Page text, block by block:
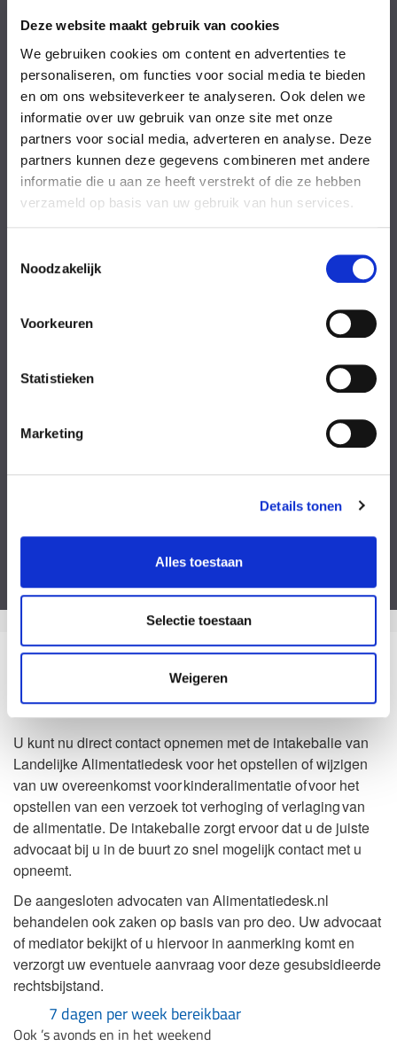
Deze website maakt gebruik van cookies
We gebruiken cookies om content en advertenties te
personaliseren, om functies voor social media te bieden
en om ons websiteverkeer te analyseren. Ook delen we
informatie over uw gebruik van onze site met onze
partners voor social media, adverteren en analyse. Deze
partners kunnen deze gegevens combineren met andere
informatie die u aan ze heeft verstrekt of die ze hebben
verzameld op basis van uw gebruik van hun services.
Noodzakelijk
Voorkeuren
Statistieken
Marketing
Details tonen
Alles toestaan
Selectie toestaan
Weigeren
Zaterdag
Zondag
Feestdagen
09:00-17:00 uur
09:00-17:00 uur
Gesloten
Stel uw vraag
Achternaam
Eventuele
Privacyverklaring
Ik ga akkoord met deprivacy statement&algemene voorwaarden.
algemene voorwaarden
Zo kan het dus ook
Waarom Landelijke Alimentatiedesk?
U kunt nu direct contact opnemen met de intakebalie van
Landelijke Alimentatiedesk voor het opstellen of wijzigen
van uw overeenkomst voor kinderalimentatie of voor het
opstellen van een verzoek tot verhoging of verlaging van
de alimentatie. De intakebalie zorgt ervoor dat u de juiste
advocaat bij u in de buurt zo snel mogelijk contact met u
opneemt.
De aangesloten advocaten van Alimentatiedesk.nl
behandelen ook zaken op basis van pro deo. Uw advocaat
of mediator bekijkt of u hiervoor in aanmerking komt en
verzorgt uw eventuele aanvraag voor deze gesubsidieerde
rechtsbijstand.
7 dagen per week bereikbaar
Ook ’s avonds en in het weekend